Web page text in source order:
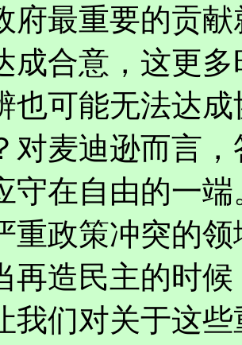
府最重要的贡
成合意，这更
也可能无法达
对麦迪逊而言
守在自由的一
重政策冲突的
再造民主的时
我们对关于这些